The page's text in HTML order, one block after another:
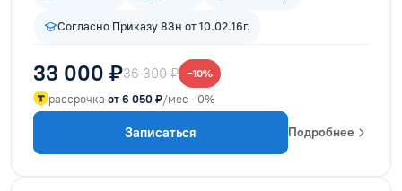
Согласно Приказу 83н от 10.02.16г.
33 000 ₽36 300 ₽ −10%
рассрочка от 6 050 ₽/мес · 0%
Записаться Подробнее